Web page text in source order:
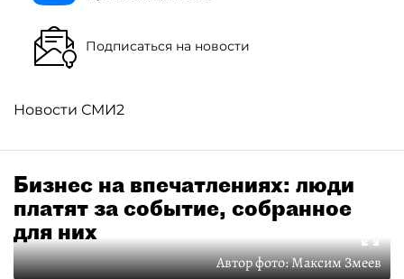
Подписаться на новости
Новости СМИ2
Бизнес на впечатлениях: люди
платят за событие, собранное
для них
Автор фото:Максим Змеев